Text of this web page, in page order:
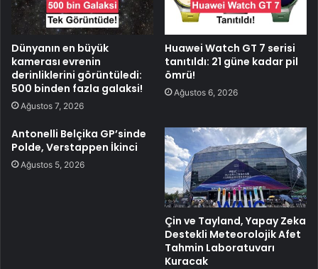
Dünyanın en büyük
kamerası evrenin
derinliklerini görüntüledi:
500 binden fazla galaksi!
Ağustos 7, 2026
Huawei Watch GT 7 serisi
tanıtıldı: 21 güne kadar pil
ömrü!
Ağustos 6, 2026
Antonelli Belçika GP’sinde
Polde, Verstappen İkinci
Ağustos 5, 2026
Çin ve Tayland, Yapay Zeka
Destekli Meteorolojik Afet
Tahmin Laboratuvarı
Kuracak